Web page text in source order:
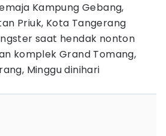
Kampung Gebang,
Priuk, Kota Tangerang
saat hendak nonton
komplek Grand Tomang,
Minggu dinihari